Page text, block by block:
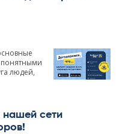
понятными
людей,
нашей сети